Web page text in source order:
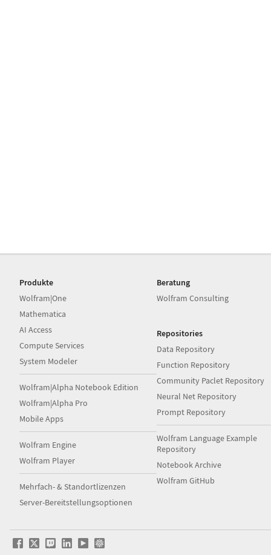
Produkte
Wolfram|One
Mathematica
AI Access
Compute Services
System Modeler
Wolfram|Alpha Notebook Edition
Wolfram|Alpha Pro
Mobile Apps
Wolfram Engine
Wolfram Player
Mehrfach- & Standortlizenzen
Server-Bereitstellungsoptionen
Beratung
Wolfram Consulting
Repositories
Data Repository
Function Repository
Community Paclet Repository
Neural Net Repository
Prompt Repository
Wolfram Language Example
Repository
Notebook Archive
Wolfram GitHub